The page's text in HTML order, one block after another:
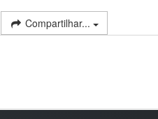
Compartilhar...